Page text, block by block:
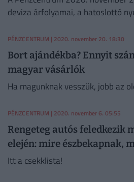
deviza árfolyamai, a hatoslottó
PÉNZCENTRUM | 2020. november 20. 18:30
Bort ajándékba? Ennyit
magyar vásárlók
Ha magunknak vesszük, jobb az
PÉNZCENTRUM | 2020. november 6. 05:55
Rengeteg autós feledkezik
elején: mire észbekapnak,
Itt a csekklista!